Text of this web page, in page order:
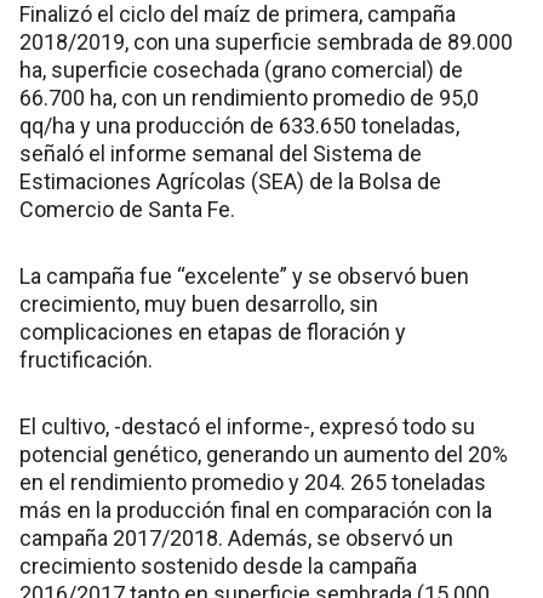
Finalizó el ciclo del maíz de primera, campaña
2018/2019, con una superficie sembrada de 89.000
ha, superficie cosechada (grano comercial) de
66.700 ha, con un rendimiento promedio de 95,0
qq/ha y una producción de 633.650 toneladas,
señaló el informe semanal del Sistema de
Estimaciones Agrícolas (SEA) de la Bolsa de
Comercio de Santa Fe.
La campaña fue “excelente” y se observó buen
crecimiento, muy buen desarrollo, sin
complicaciones en etapas de floración y
fructificación.
El cultivo, -destacó el informe-, expresó todo su
potencial genético, generando un aumento del 20%
en el rendimiento promedio y 204. 265 toneladas
más en la producción final en comparación con la
campaña 2017/2018. Además, se observó un
crecimiento sostenido desde la campaña